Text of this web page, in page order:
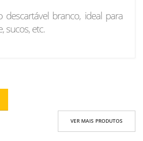
descartável branco, ideal para
sucos, etc.
VER MAIS PRODUTOS